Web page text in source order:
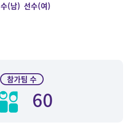
(남) 선수(여)
참가팀 수
60